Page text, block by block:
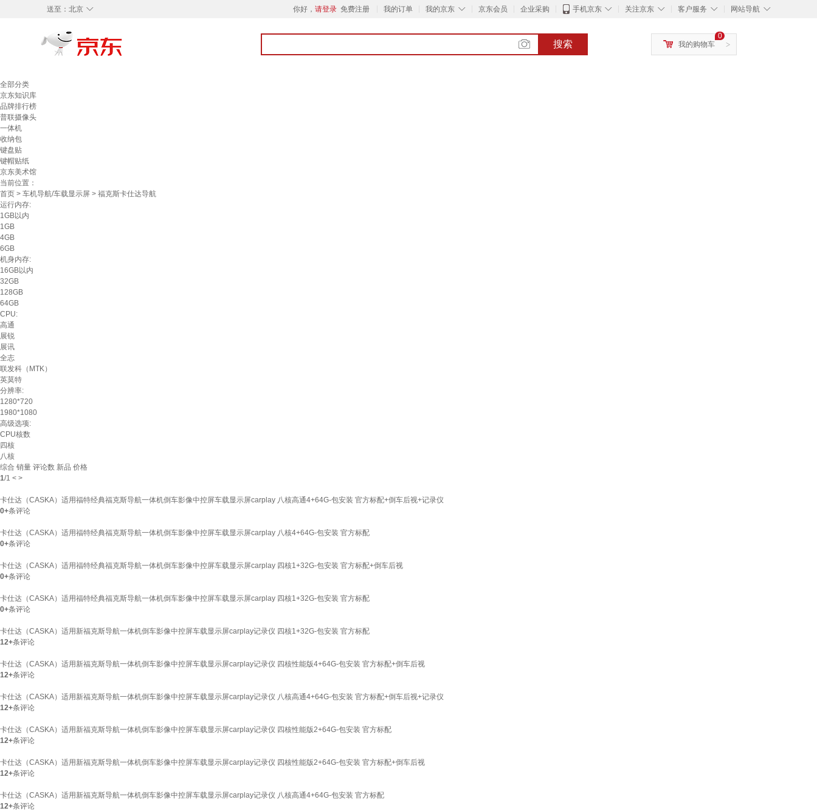
◇
送至： 北京 你好， 请登录 免费注册 我的订单 ◇
我的京东 京东会员 企业采购 ◇
手机京东 ◇
关注京东 ◇
客户服务 ◇
网站导航
搜索 >
0
我的购物车
全部分类
京东知识库
品牌排行榜
普联摄像头
一体机
收纳包
键盘贴
键帽贴纸
京东美术馆
当前位置：
首页 > 车机导航/车载显示屏 > 福克斯卡仕达导航
运行内存:
1GB以内
1GB
4GB
6GB
机身内存:
16GB以内
32GB
128GB
64GB
CPU:
高通
展锐
展讯
全志
联发科（MTK）
英莫特
分辨率:
1280*720
1980*1080
高级选项:
CPU核数
四核
八核
综合 销量 评论数 新品 价格
1/1 < >
卡仕达（CASKA）适用福特经典福克斯导航一体机倒车影像中控屏车载显示屏carplay 八核高通4+64G-包安装 官方标配+倒车后视+记录仪
0+条评论
卡仕达（CASKA）适用福特经典福克斯导航一体机倒车影像中控屏车载显示屏carplay 八核4+64G-包安装 官方标配
0+条评论
卡仕达（CASKA）适用福特经典福克斯导航一体机倒车影像中控屏车载显示屏carplay 四核1+32G-包安装 官方标配+倒车后视
0+条评论
卡仕达（CASKA）适用福特经典福克斯导航一体机倒车影像中控屏车载显示屏carplay 四核1+32G-包安装 官方标配
0+条评论
卡仕达（CASKA）适用新福克斯导航一体机倒车影像中控屏车载显示屏carplay记录仪 四核1+32G-包安装 官方标配
12+条评论
卡仕达（CASKA）适用新福克斯导航一体机倒车影像中控屏车载显示屏carplay记录仪 四核性能版4+64G-包安装 官方标配+倒车后视
12+条评论
卡仕达（CASKA）适用新福克斯导航一体机倒车影像中控屏车载显示屏carplay记录仪 八核高通4+64G-包安装 官方标配+倒车后视+记录仪
12+条评论
卡仕达（CASKA）适用新福克斯导航一体机倒车影像中控屏车载显示屏carplay记录仪 四核性能版2+64G-包安装 官方标配
12+条评论
卡仕达（CASKA）适用新福克斯导航一体机倒车影像中控屏车载显示屏carplay记录仪 四核性能版2+64G-包安装 官方标配+倒车后视
12+条评论
卡仕达（CASKA）适用新福克斯导航一体机倒车影像中控屏车载显示屏carplay记录仪 八核高通4+64G-包安装 官方标配
12+条评论